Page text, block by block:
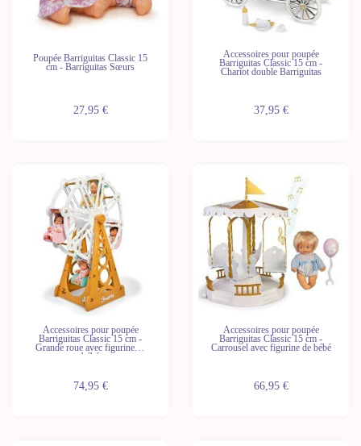
Poupée Barriguitas Classic 15
cm - Barriguitas Sœurs
27,95 €
Accessoires pour poupée
Barriguitas Classic 15 cm -
Chariot double Barriguitas
37,95 €
Accessoires pour poupée
Barriguitas Classic 15 cm -
Grande roue avec figurine de
bébé
74,95 €
Dernières
Accessoires pour poupée
Barriguitas Classic 15 cm -
Carrousel avec figurine de bébé
66,95 €